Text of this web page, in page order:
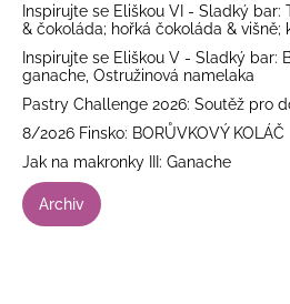
Inspirujte se Eliškou VI - Sladký bar:
& čokoláda; hořká čokoláda & višně;
Inspirujte se Eliškou V - Sladký bar:
ganache, Ostružinová namelaka
Pastry Challenge 2026: Soutěž pro
8/2026 Finsko: BORŮVKOVÝ KOLÁČ
Jak na makronky III: Ganache
Archiv